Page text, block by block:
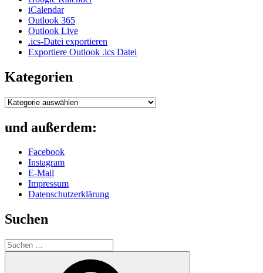
iCalendar
Outlook 365
Outlook Live
.ics-Datei exportieren
Exportiere Outlook .ics Datei
Kategorien
Kategorien
und außerdem:
Facebook
Instagram
E-Mail
Impressum
Datenschutzerklärung
Suchen
Suche
nach: